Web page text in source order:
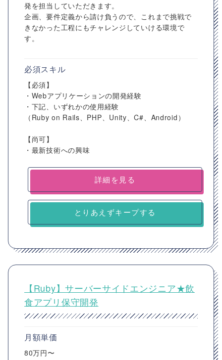
発を担当していただきます。
企画、要件定義から請け負うので、これまで挑戦で
きなかった工程にもチャレンジしていける環境で
す。
必須スキル
【必須】
・Webアプリケーションの開発経験
・下記、いずれかの使用経験
（Ruby on Rails、PHP、Unity、C#、Android）
【尚可】
・最新技術への興味
詳細を見る
とりあえずキープする
【Ruby】サーバーサイドエンジニア★飲
食アプリ保守開発
月額単価
80万円〜